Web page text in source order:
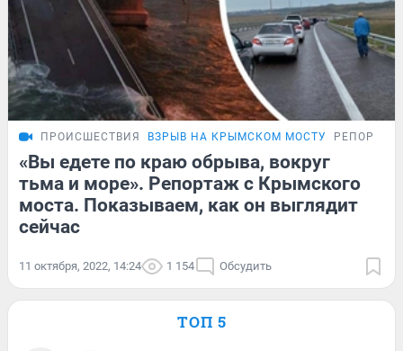
ПРОИСШЕСТВИЯ ВЗРЫВ НА КРЫМСКОМ МОСТУ РЕПОРТАЖ
«Вы едете по краю обрыва, вокруг
тьма и море». Репортаж с Крымского
моста. Показываем, как он выглядит
сейчас
11 октября, 2022, 14:24 1 154 Обсудить
ТОП 5